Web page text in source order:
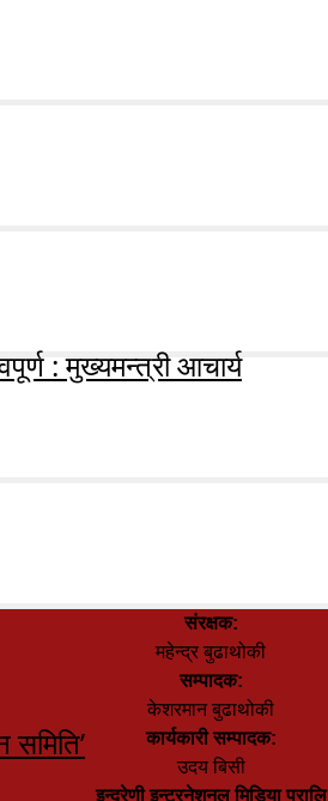
: मुख्यमन्त्री आचार्य
संरक्षक:
महेन्द्र बुढाथोकी
सम्पादक:
केशरमान बुढाथोकी
कार्यकारी सम्पादक:
उदय बिसी
इन्द्रेणी इन्टरनेशनल मिडिया प्रालि